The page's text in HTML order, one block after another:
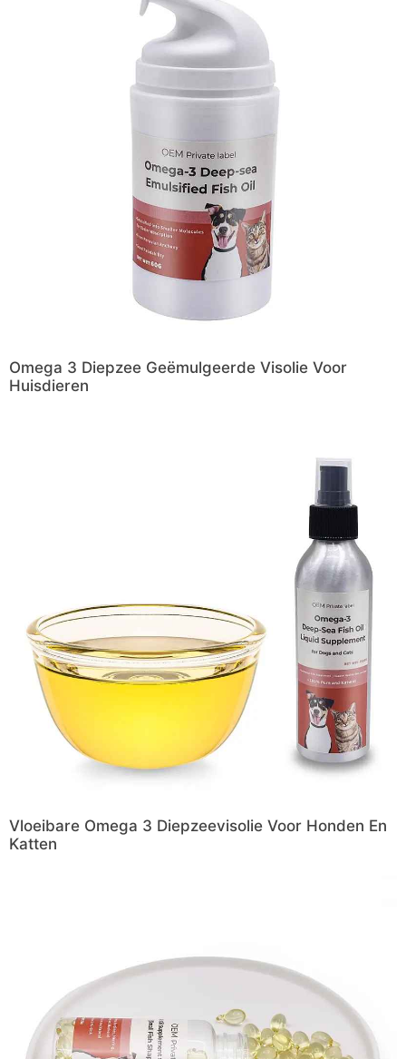
Omega 3 Diepzee Geëmulgeerde Visolie Voor
Huisdieren
Vloeibare Omega 3 Diepzeevisolie Voor Honden En
Katten